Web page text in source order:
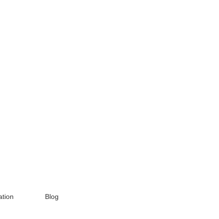
Blog